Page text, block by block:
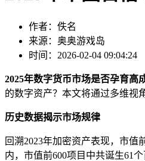
作者：佚名
来源：奥奥游戏岛
时间：2026-02-04 09:04:24
2025年数字货币市场是否孕育高
的数字资产？本文将通过多维视
历史数据揭示市场规律
回溯2023年加密资产表现，市值
内，市值前600项目中共诞生61